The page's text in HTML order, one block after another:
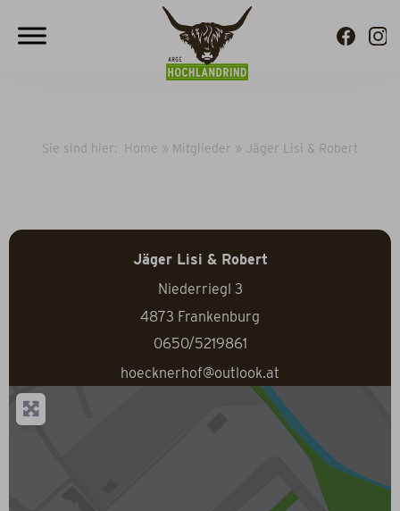
Sie sind hier: Home » Mitglieder » Jäger Lisi & Robert
Jäger Lisi & Robert
Niederriegl 3
4873 Frankenburg
0650/5219861
hoecknerhof@outlook.at